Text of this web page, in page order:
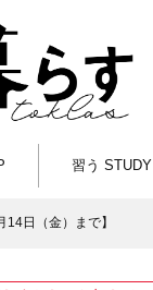
習う STUDY
日（金）まで】